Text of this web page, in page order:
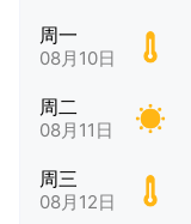
周一
08月10日
周二
08月11日
周三
08月12日